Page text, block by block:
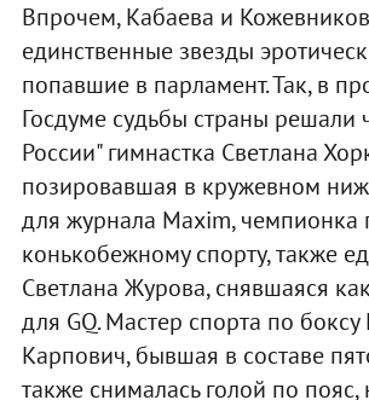
Впрочем, Кабаева и
единственные звезды
попавшие в парламент. Так, в
Госдуме судьбы страны решали
России" гимнастка Светлана
позировавшая в кружевном
для журнала Maxim, чемпионка
конькобежному спорту, также
Светлана Журова, снявшаяся
для GQ. Мастер спорта по боксу
Карпович, бывшая в составе
также снималась голой по пояс,